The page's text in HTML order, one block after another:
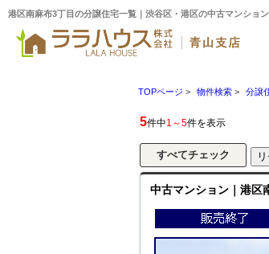
港区南麻布3丁目の分譲住宅一覧｜渋谷区・港区の中古マンショ
TOPページ > 物件検索 > 分譲
5件中1～5件を表示
中古マンション｜港区